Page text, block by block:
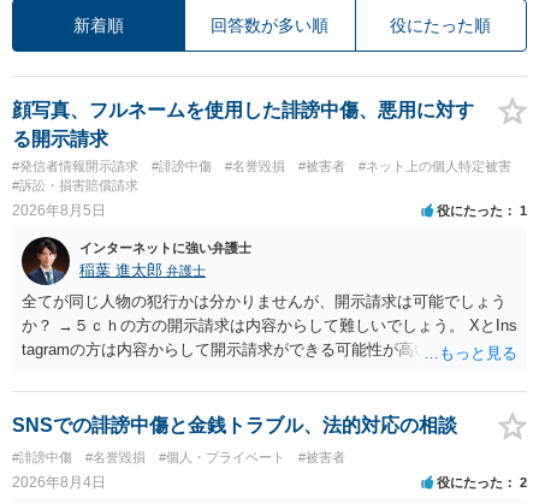
新着順 回答数が多い順 役にたった順
顔写真、フルネームを使用した誹謗中傷、悪用に対す
る開示請求
#発信者情報開示請求 #誹謗中傷 #名誉毀損 #被害者
#ネット上の個人特定被害
#訴訟・損害賠償請求
2026年8月5日 役にたった 1
インターネットに強い弁護士
稲葉 進太郎 弁護士
全てが同じ人物の犯行かは分かりませんが、開示請求は可能でしょう
か？ →５ｃｈの方の開示請求は内容からして難しいでしょう。 XとIns
tagramの方は内容からして開示請求ができる可能性が高いでしょう。
いでしょう。７月中にアカウントが削除されている場合、今から進め
ても失敗する可能性が高いように思われます。 相手を特定できた場
合、相手に全ての弁護士費用を負担させることは可能でしょうか？ →
訴訟外の交渉で相手方が認めれば負担させることができるでしょう。
訴訟で判決となった場合は、実際の弁護士費用が認められる場合と認
SNSでの誹謗中傷と金銭トラブル、法的対応の相談
#誹謗中傷 #名誉毀損 #個人・プライベート #被害者
2026年8月4日 役にたった 2